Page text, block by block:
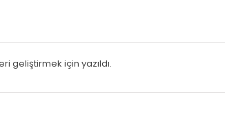
geliştirmek için yazıldı.